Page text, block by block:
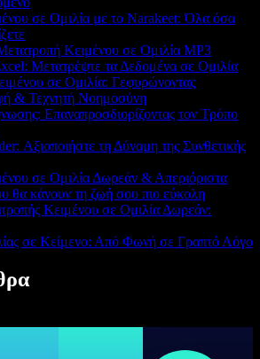
σε Ομιλία με το Narakeet: Όλα όσα
Κειμένου σε Ομιλία MP3
Μετατρέψτε τα Δεδομένα σε Ομιλία
σε Ομιλία: Γεφυρώνοντας
& Τεχνητή Νοημοσύνη
Επαναπροσδιορίζοντας τον Τρόπο
Αξιοποιήστε τη Δύναμη της Συνθετικής
σε Ομιλία Δωρεάν & Απεριόριστα
θα κάνουν τη ζωή σου πιο εύκολη
Κειμένου σε Ομιλία Δωρεάν:
σε Κείμενο: Από Φωνή σε Γραπτό Λόγο